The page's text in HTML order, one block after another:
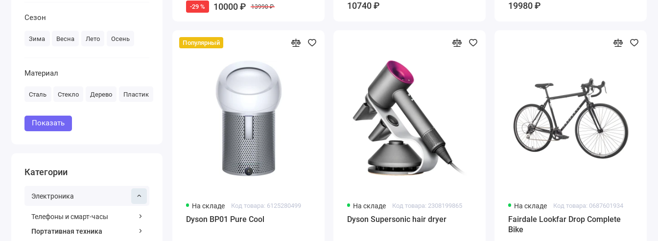
Сезон
Зима Весна Лето Осень
Материал
Сталь Стекло Дерево Пластик
Показать
Категории
Электроника
Телефоны и смарт-часы
Портативная техника
-29 % 10000 ₽ 13990 ₽ 10740 ₽ 19980 ₽
Популярный
На складе Код товара: 6125280499
Dyson BP01 Pure Cool
На складе Код товара: 2308199865
Dyson Supersonic hair dryer
На складе Код товара: 0687601934
Fairdale Lookfar Drop Complete
Bike